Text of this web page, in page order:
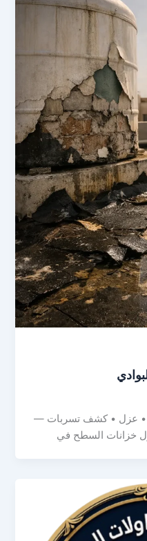
• عزل • كشف تسربات —
خزانات السطح في